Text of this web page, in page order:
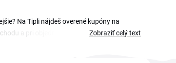
Na Tipli nájdeš overené kupóny na
a pri objednávke zadať kód v košíku.
Zobraziť celý text